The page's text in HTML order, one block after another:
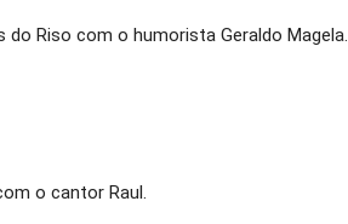
do Riso com o humorista Geraldo Magela.
o cantor Raul.